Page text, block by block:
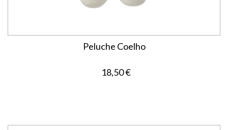
Peluche Coelho
18,50 €